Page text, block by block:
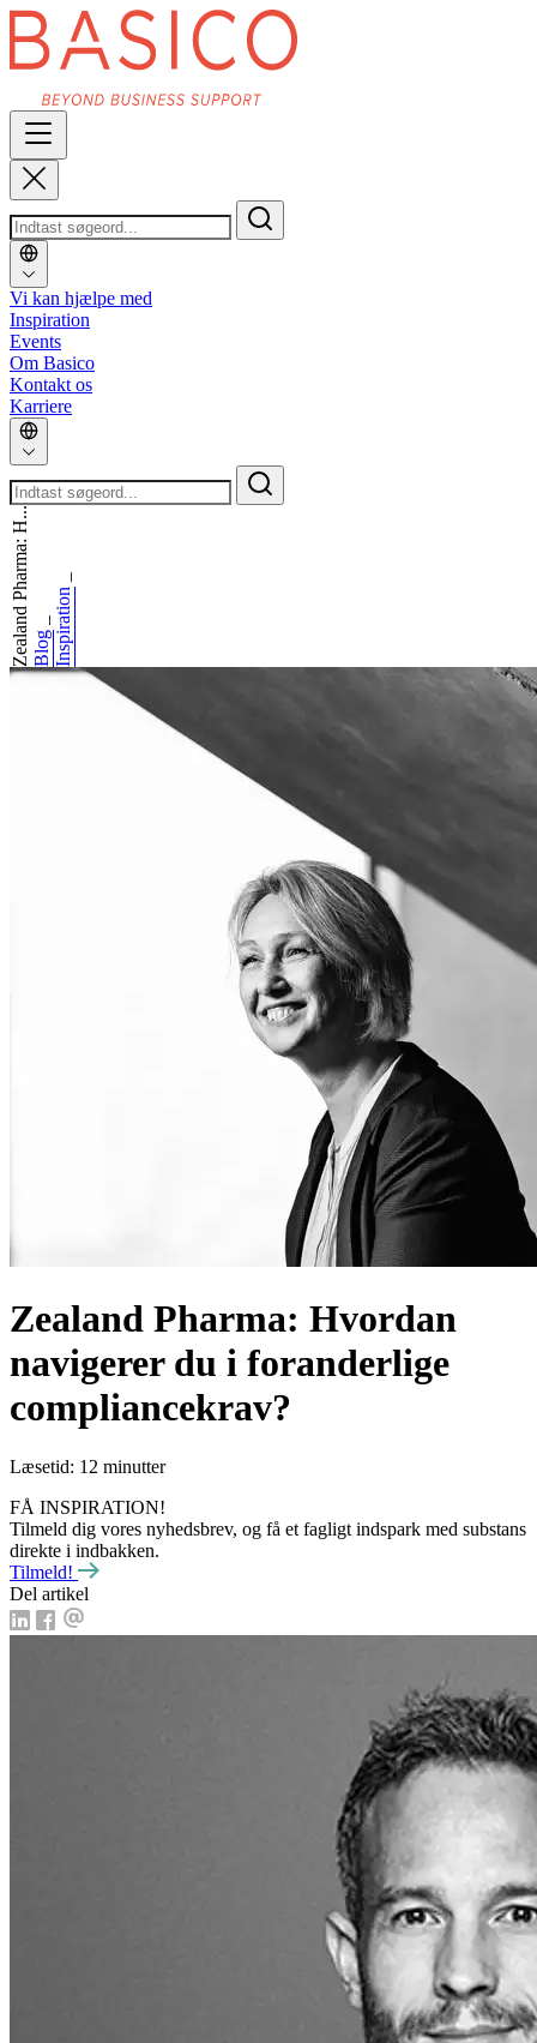
Vi kan hjælpe med
Inspiration
Events
Om Basico
Kontakt os
Karriere
Inspiration
_
Blog
_
Zealand Pharma: H...
Zealand Pharma: Hvordan
navigerer du i foranderlige
compliancekrav?
Læsetid: 12 minutter
FÅ INSPIRATION!
Tilmeld dig vores nyhedsbrev, og få et fagligt indspark med substans
direkte i indbakken.
Tilmeld!
Del artikel